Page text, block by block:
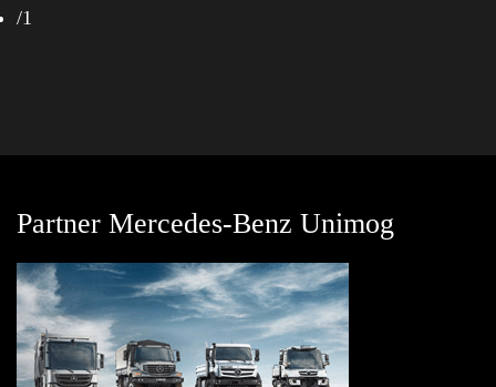
/1
Partner Mercedes-Benz Unimog